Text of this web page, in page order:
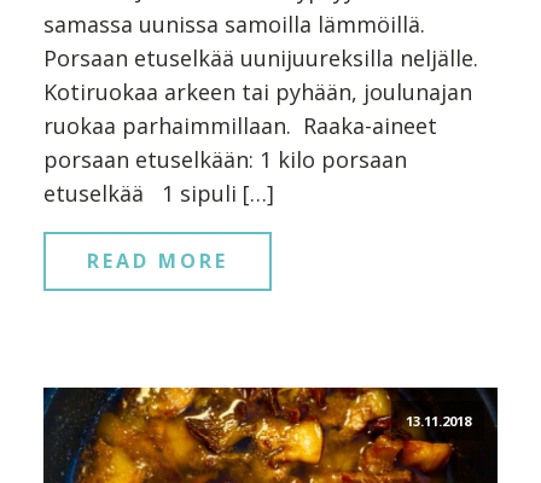
samassa uunissa samoilla lämmöillä.
Porsaan etuselkää uunijuureksilla neljälle.
Kotiruokaa arkeen tai pyhään, joulunajan
ruokaa parhaimmillaan. Raaka-aineet
porsaan etuselkään: 1 kilo porsaan
etuselkää 1 sipuli […]
READ MORE
13.11.2018